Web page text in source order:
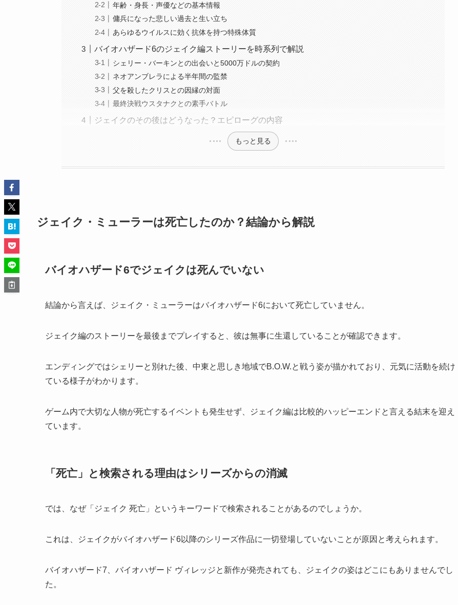
年齢・身長・声優などの基本情報
傭兵になった悲しい過去と生い立ち
あらゆるウイルスに効く抗体を持つ特殊体質
バイオハザード6のジェイク編ストーリーを時系列で解説
シェリー・バーキンとの出会いと5000万ドルの契約
ネオアンブレラによる半年間の監禁
父を殺したクリスとの因縁の対面
最終決戦ウスタナクとの素手バトル
ジェイクのその後はどうなった？エピローグの内容
もっと見る
ジェイク・ミューラーは死亡したのか？結論から解説
バイオハザード6でジェイクは死んでいない
結論から言えば、ジェイク・ミューラーはバイオハザード6において死亡していません。
ジェイク編のストーリーを最後までプレイすると、彼は無事に生還していることが確認できます。
エンディングではシェリーと別れた後、中東と思しき地域でB.O.W.と戦う姿が描かれており、元気に活動を続け
ている様子がわかります。
ゲーム内で大切な人物が死亡するイベントも発生せず、ジェイク編は比較的ハッピーエンドと言える結末を迎え
ています。
「死亡」と検索される理由はシリーズからの消滅
では、なぜ「ジェイク 死亡」というキーワードで検索されることがあるのでしょうか。
これは、ジェイクがバイオハザード6以降のシリーズ作品に一切登場していないことが原因と考えられます。
バイオハザード7、バイオハザード ヴィレッジと新作が発売されても、ジェイクの姿はどこにもありませんでし
た。